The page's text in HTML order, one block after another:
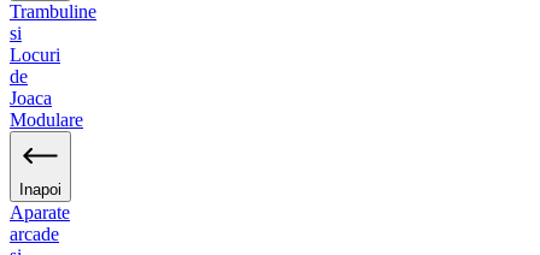
Trambuline
si
Locuri
de
Joaca
Modulare
Inapoi
Aparate
arcade